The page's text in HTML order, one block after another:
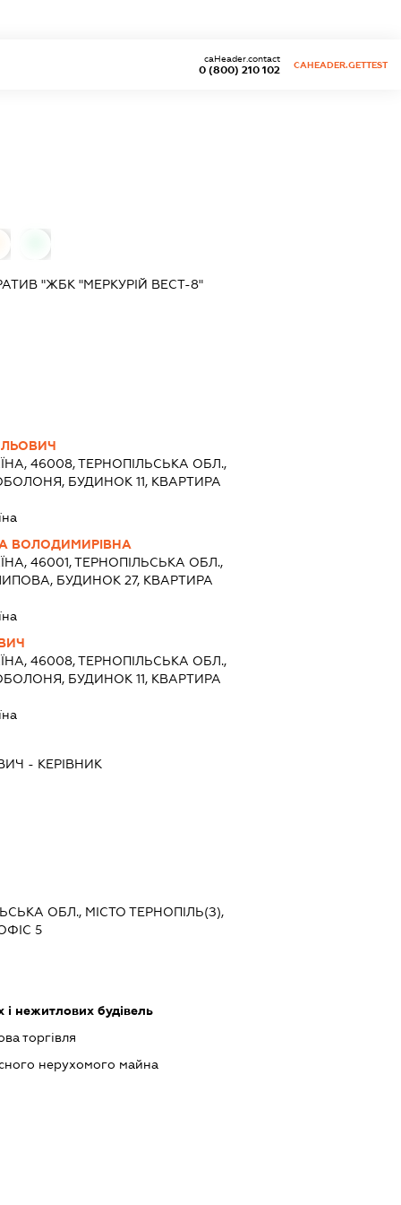
0 (800) 210 102
caHeader.contact
CAHEADER.GETTEST
"ЖБК "МЕРКУРІЙ ВЕСТ-8"
46008, ТЕРНОПІЛЬСЬКА ОБЛ.,
БУДИНОК 11, КВАРТИРА
ВОЛОДИМИРІВНА
46001, ТЕРНОПІЛЬСЬКА ОБЛ.,
БУДИНОК 27, КВАРТИРА
46008, ТЕРНОПІЛЬСЬКА ОБЛ.,
БУДИНОК 11, КВАРТИРА
- КЕРІВНИК
ОБЛ., МІСТО ТЕРНОПІЛЬ(З),
5
нежитлових будівель
торгівля
нерухомого майна